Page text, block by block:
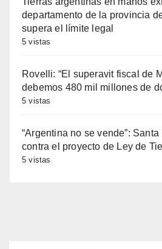
departamento de la provincia
supera el límite legal
5 vistas
Rovelli: “El superavit fiscal de
debemos 480 mil millones de
5 vistas
“Argentina no se vende”:
contra el proyecto de Ley de
5 vistas